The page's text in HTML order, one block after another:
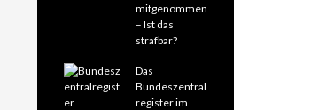
mitgenommen
– Ist das
strafbar?
Das
Bundeszentral
register im